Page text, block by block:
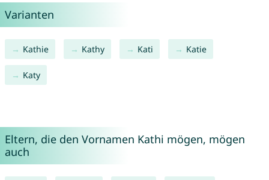
Varianten
Kathie Kathy Kati Katie
Katy
Eltern, die den Vornamen Kathi mögen, mögen
auch